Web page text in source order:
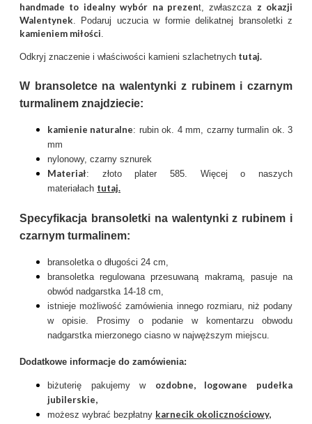
handmade to idealny wybór na prezent, zwłaszcza z okazji
Walentynek . Podaruj uczucia w formie delikatnej bransoletki z
kamieniem miłości
Odkryj znaczenie i właściwości kamieni szlachetnych tutaj.
W bransoletce na walentynki z rubinem i czarnym
turmalinem znajdziecie:
kamienie naturalne: rubin ok. 4 mm, czarny turmalin ok. 3
mm
nylonowy, czarny sznurek
Materiał: złoto plater 585. Więcej o naszych
materiałach tutaj.
Specyfikacja bransoletki na walentynki z rubinem i
czarnym turmalinem:
bransoletka o długości 24 cm,
bransoletka regulowana przesuwaną makramą, pasuje na
obwód nadgarstka 14-18 cm,
istnieje możliwość zamówienia innego rozmiaru, niż podany
w opisie. Prosimy o podanie w komentarzu obwodu
nadgarstka mierzonego ciasno w najwęższym miejscu.
Dodatkowe informacje do zamówienia:
biżuterię pakujemy w ozdobne, logowane pudełka
jubilerskie,
możesz wybrać bezpłatny karnecik okolicznościowy,